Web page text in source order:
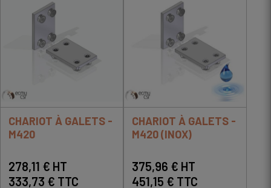
CHARIOT À GALETS -
M420
278,11 € HT
333,73 € TTC
CHARIOT À GALETS -
M420 (INOX)
375,96 € HT
451,15 € TTC